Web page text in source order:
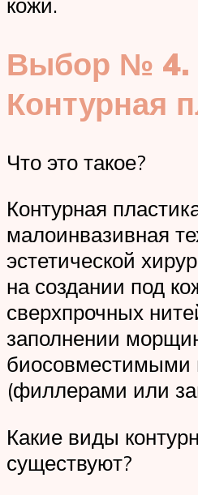
Выбор № 4.
Контурная
Что это такое?
Контурная
малоинвазивная
эстетической
на создании под
сверхпрочных
заполнении
биосовместимыми
(филлерами или
Какие виды
существуют?